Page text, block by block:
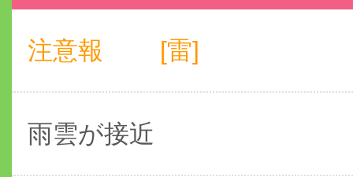
注意報 [雷]
雨雲が接近